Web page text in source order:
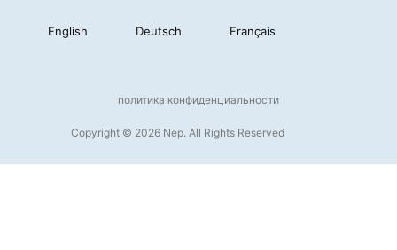
English Deutsch Français
Copyright © 2026 Nep. All Rights Reserved
политика конфиденциальности